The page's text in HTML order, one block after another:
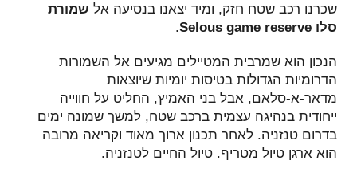
שכרנו רכב שטח חזק, ומיד יצאנו בנסיעה אל שמורת
סלו Selous game reserve
.
הנכון הוא שמרבית המטיילים מגיעים אל השמורות
הדרומיות הגדולות בטיסות יומיות שיוצאות
מדאר-א-סלאם, אבל בני האמיץ, החליט על חווייה
ייחודית בנהיגה עצמית ברכב שטח, למשך שמונה ימים
בדרום טנזניה. לאחר תכנון ארוך מאוד וקריאה מרובה
הוא ארגן טיול מטריף. טיול החיים לטנזניה.